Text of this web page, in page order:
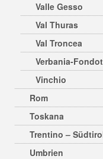
Valle Gesso
Val Thuras
Val Troncea
Verbania-
Vinchio
Rom
Toskana
Trentino –
Umbrien